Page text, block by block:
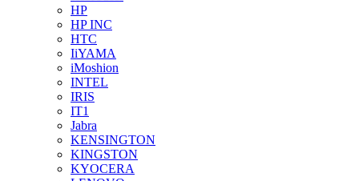
HP
HP INC
HTC
IiYAMA
iMoshion
INTEL
IRIS
IT1
Jabra
KENSINGTON
KINGSTON
KYOCERA